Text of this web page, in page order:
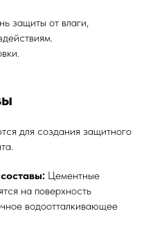
защиты от влаги,
для создания защитного
Цементные
на поверхность
водоотталкивающее